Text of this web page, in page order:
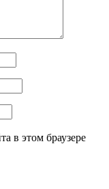
в этом браузере